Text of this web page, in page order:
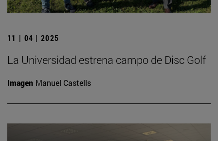
11 | 04 | 2025
La Universidad estrena campo de Disc Golf
Imagen Manuel Castells